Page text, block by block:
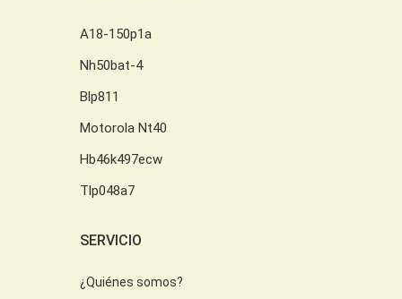
A18-150p1a
Nh50bat-4
Blp811
Motorola Nt40
Hb46k497ecw
Tlp048a7
SERVICIO
¿Quiénes somos?